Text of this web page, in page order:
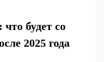
будет со
2025 года